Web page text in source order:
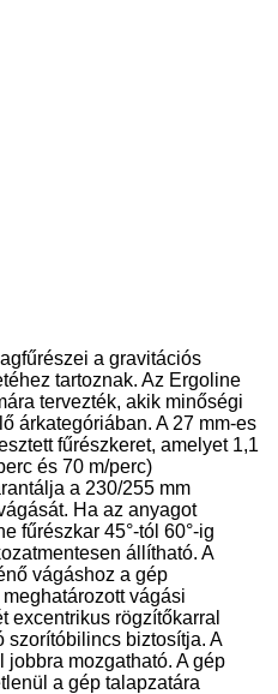
a gravitációs
tartoznak. Az Ergoline
tervezték, akik minőségi
árkategóriában. A 27 mm-es
fűrészkeret, amelyet 1,1
és 70 m/perc)
a 230/255 mm
Ha az anyagot
fűrészkar 45°-tól 60°-ig
állítható. A
vágáshoz a gép
vágási
excentrikus rögzítőkarral
szorítóbilincs biztosítja. A
mozgatható. A gép
a gép talapzatára